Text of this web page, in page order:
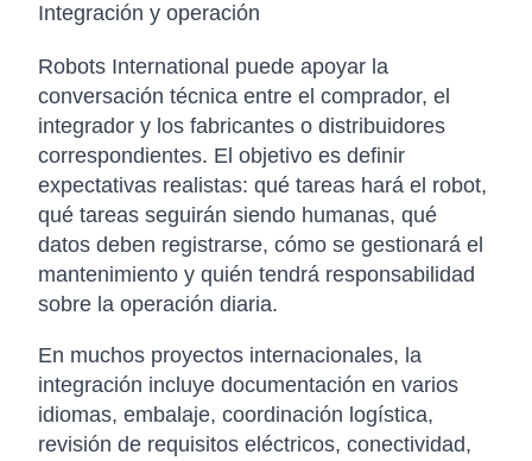
Integración y operación
Robots International puede apoyar la
conversación técnica entre el comprador, el
integrador y los fabricantes o distribuidores
correspondientes. El objetivo es definir
expectativas realistas: qué tareas hará el robot,
qué tareas seguirán siendo humanas, qué
datos deben registrarse, cómo se gestionará el
mantenimiento y quién tendrá responsabilidad
sobre la operación diaria.
En muchos proyectos internacionales, la
integración incluye documentación en varios
idiomas, embalaje, coordinación logística,
revisión de requisitos eléctricos, conectividad,